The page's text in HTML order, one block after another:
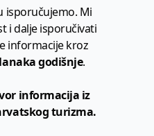
isporučujemo. Mi
i dalje isporučivati
informacije kroz
godišnje.
informacija iz
turizma.